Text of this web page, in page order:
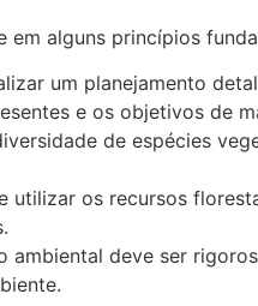
em alguns princípios
um planejamento
e os objetivos de
de espécies
os recursos
ambiental deve ser